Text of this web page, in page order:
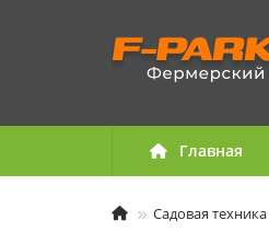
Главная
Садовая техника